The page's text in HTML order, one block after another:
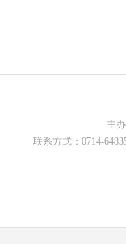
主
联系方式：0714-